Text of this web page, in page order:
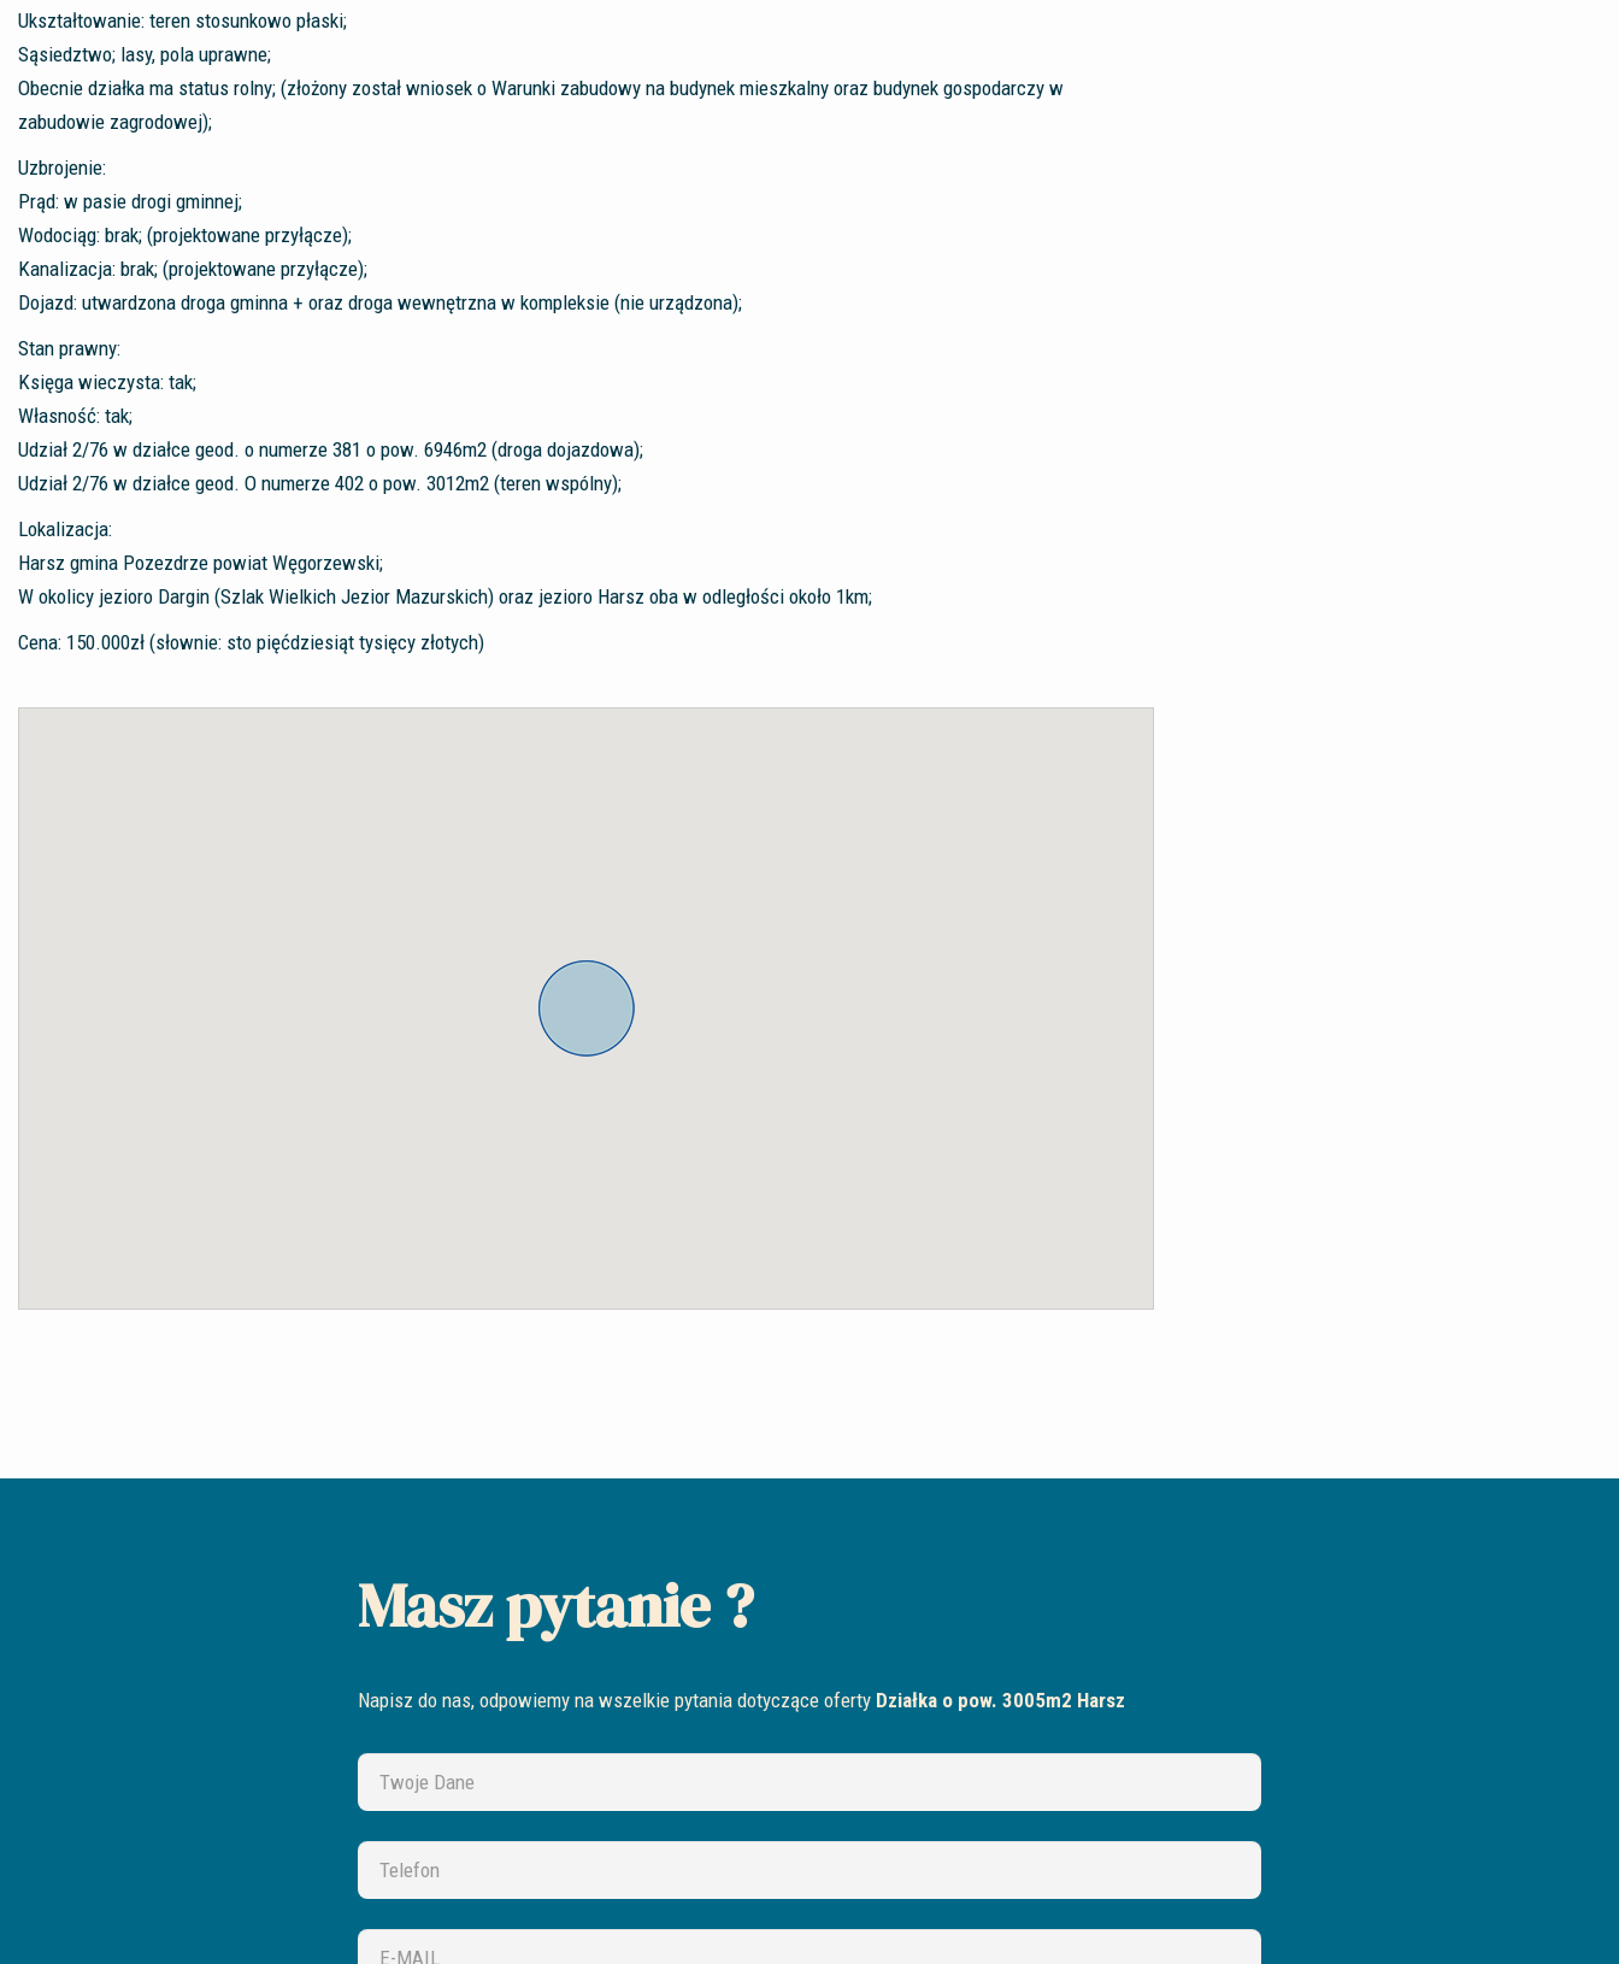
Ukształtowanie: teren stosunkowo płaski;
Sąsiedztwo; lasy, pola uprawne;
Obecnie działka ma status rolny; (złożony został wniosek o Warunki zabudowy na budynek mieszkalny oraz budynek gospodarczy w
zabudowie zagrodowej);
Uzbrojenie:
Prąd: w pasie drogi gminnej;
Wodociąg: brak; (projektowane przyłącze);
Kanalizacja: brak; (projektowane przyłącze);
Dojazd: utwardzona droga gminna + oraz droga wewnętrzna w kompleksie (nie urządzona);
Stan prawny:
Księga wieczysta: tak;
Własność: tak;
Udział 2/76 w działce geod. o numerze 381 o pow. 6946m2 (droga dojazdowa);
Udział 2/76 w działce geod. O numerze 402 o pow. 3012m2 (teren wspólny);
Lokalizacja:
Harsz gmina Pozezdrze powiat Węgorzewski;
W okolicy jezioro Dargin (Szlak Wielkich Jezior Mazurskich) oraz jezioro Harsz oba w odległości około 1km;
Cena: 150.000zł (słownie: sto pięćdziesiąt tysięcy złotych)
Masz pytanie ?
Napisz do nas, odpowiemy na wszelkie pytania dotyczące oferty Działka o pow. 3005m2 Harsz